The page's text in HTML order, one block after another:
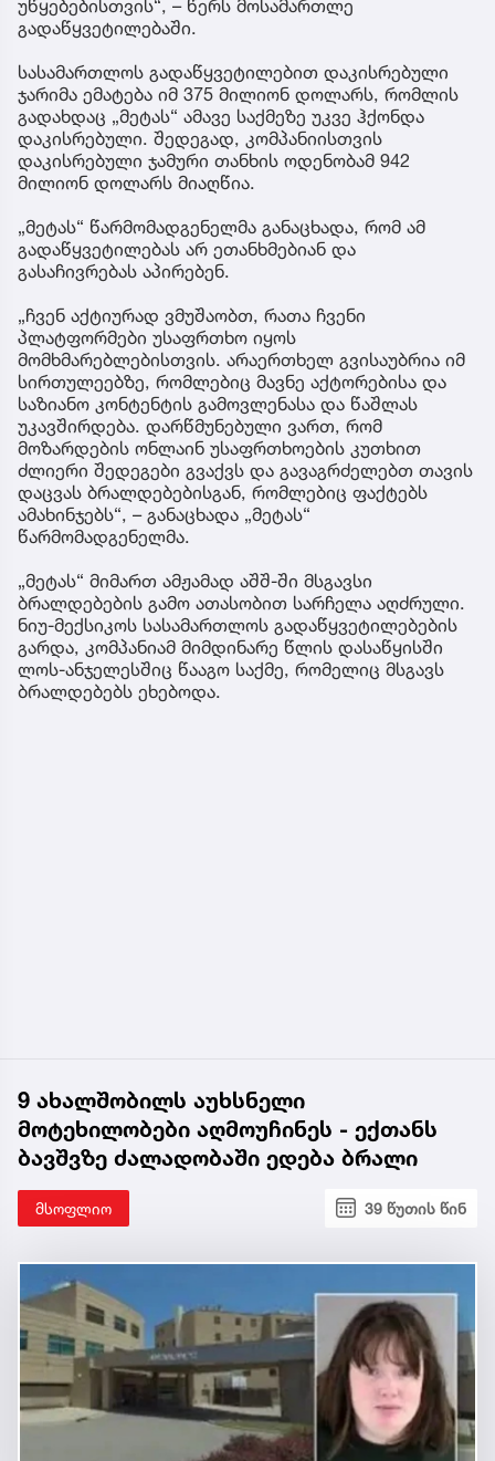
უწყებებისთვის“, – წერს მოსამართლე
გადაწყვეტილებაში.
სასამართლოს გადაწყვეტილებით დაკისრებული
ჯარიმა ემატება იმ 375 მილიონ დოლარს, რომლის
გადახდაც „მეტას“ ამავე საქმეზე უკვე ჰქონდა
დაკისრებული. შედეგად, კომპანიისთვის
დაკისრებული ჯამური თანხის ოდენობამ 942
მილიონ დოლარს მიაღწია.
„მეტას“ წარმომადგენელმა განაცხადა, რომ ამ
გადაწყვეტილებას არ ეთანხმებიან და
გასაჩივრებას აპირებენ.
„ჩვენ აქტიურად ვმუშაობთ, რათა ჩვენი
პლატფორმები უსაფრთხო იყოს
მომხმარებლებისთვის. არაერთხელ გვისაუბრია იმ
სირთულეებზე, რომლებიც მავნე აქტორებისა და
საზიანო კონტენტის გამოვლენასა და წაშლას
უკავშირდება. დარწმუნებული ვართ, რომ
მოზარდების ონლაინ უსაფრთხოების კუთხით
ძლიერი შედეგები გვაქვს და გავაგრძელებთ თავის
დაცვას ბრალდებებისგან, რომლებიც ფაქტებს
ამახინჯებს“, – განაცხადა „მეტას“
წარმომადგენელმა.
„მეტას“ მიმართ ამჟამად აშშ-ში მსგავსი
ბრალდებების გამო ათასობით სარჩელა აღძრული.
ნიუ-მექსიკოს სასამართლოს გადაწყვეტილებების
გარდა, კომპანიამ მიმდინარე წლის დასაწყისში
ლოს-ანჯელესშიც წააგო საქმე, რომელიც მსგავს
ბრალდებებს ეხებოდა.
9 ახალშობილს აუხსნელი
მოტეხილობები აღმოუჩინეს - ექთანს
ბავშვზე ძალადობაში ედება ბრალი
მსოფლიო 39 წუთის წინ